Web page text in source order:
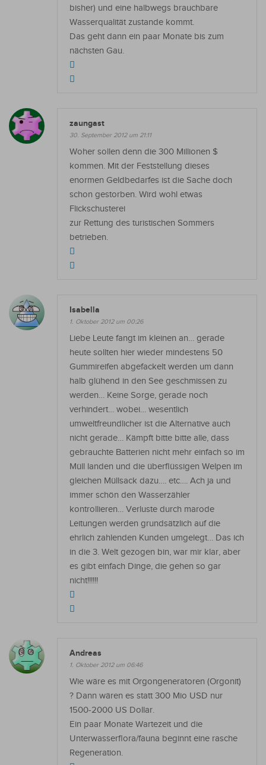
bisher) und eine halbwegs brauchbare
Wasserqualität zustande kommt.
Das geht dann ein paar Monate bis zum
nächsten Gau.
zaungast
30. September 2012 um 21:11
Woher sollen denn die 300 Millionen $
kommen. Mit der Feststellung dieses
enormen Geldbedarfes ist die Sache doch
schon gestorben. Wird wohl etwas
Flickschusterei
zur Rettung des turistischen Sommers
betrieben.
Isabella
1. Oktober 2012 um 00:26
Liebe Leute fangt im kleinen an… gerade
heute sollten hier wieder mindestens 50
Gummireifen abgefackelt werden um dann
halb glühend in den See geschmissen zu
werden… Keine Sorge, gerade noch
verhindert… wobei… wesentlich
umweltfreundlicher ist die Alternative auch
nicht gerade… Kämpft bitte bitte alle, dass
gebrauchte Batterien nicht mehr einfach so im
Müll landen und die überflüssigen Welpen im
gleichen Müllsack dazu…. etc…. Ach ja und
immer schön den Wasserzähler
kontrollieren… Verluste durch marode
Leitungen werden grundsätzlich auf die
ehrlich zahlenden Kunden umgelegt… Das ich
in die 3. Welt gezogen bin, war mir klar, aber
es gibt einfach Dinge, die gehen so gar
nicht!!!!!!
Andreas
1. Oktober 2012 um 06:46
Wie wäre es mit Orgongeneratoren (Orgonit)
? Dann wären es statt 300 Mio USD nur
1500-2000 US Dollar.
Ein paar Monate Wartezeit und die
Unterwasserflora/fauna beginnt eine rasche
Regeneration.